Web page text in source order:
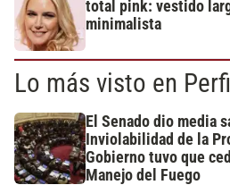
total pink: vestido
minimalista
Lo más visto en
El Senado dio media
Inviolabilidad de la
Gobierno tuvo que
Manejo del Fuego